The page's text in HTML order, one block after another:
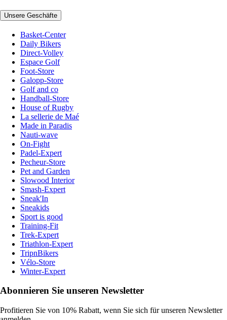
Unsere Geschäfte
Basket-Center
Daily Bikers
Direct-Volley
Espace Golf
Foot-Store
Galopp-Store
Golf and co
Handball-Store
House of Rugby
La sellerie de Maé
Made in Paradis
Nauti-wave
On-Fight
Padel-Expert
Pecheur-Store
Pet and Garden
Slowood Interior
Smash-Expert
Sneak'In
Sneakids
Sport is good
Training-Fit
Trek-Expert
Triathlon-Expert
TripnBikers
Vélo-Store
Winter-Expert
Abonnieren Sie unseren Newsletter
Profitieren Sie von 10% Rabatt, wenn Sie sich für unseren Newsletter